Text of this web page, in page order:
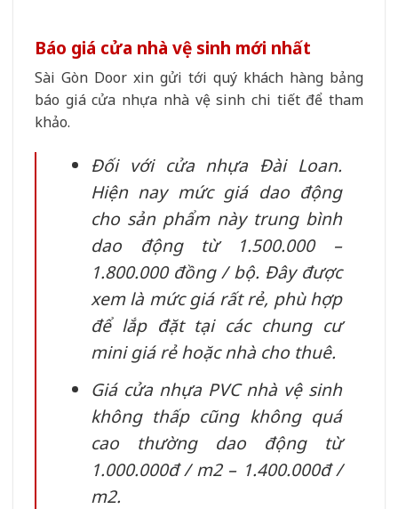
Báo giá cửa nhà vệ sinh mới nhất
Sài Gòn Door xin gửi tới quý khách hàng bảng
báo giá cửa nhựa nhà vệ sinh chi tiết để tham
khảo.
Đối với cửa nhựa Đài Loan.
Hiện nay mức giá dao động
cho sản phẩm này trung bình
dao động từ 1.500.000 –
1.800.000 đồng / bộ. Đây được
xem là mức giá rất rẻ, phù hợp
để lắp đặt tại các chung cư
mini giá rẻ hoặc nhà cho thuê.
Giá cửa nhựa PVC nhà vệ sinh
không thấp cũng không quá
cao thường dao động từ
1.000.000đ / m2 – 1.400.000đ /
m2.